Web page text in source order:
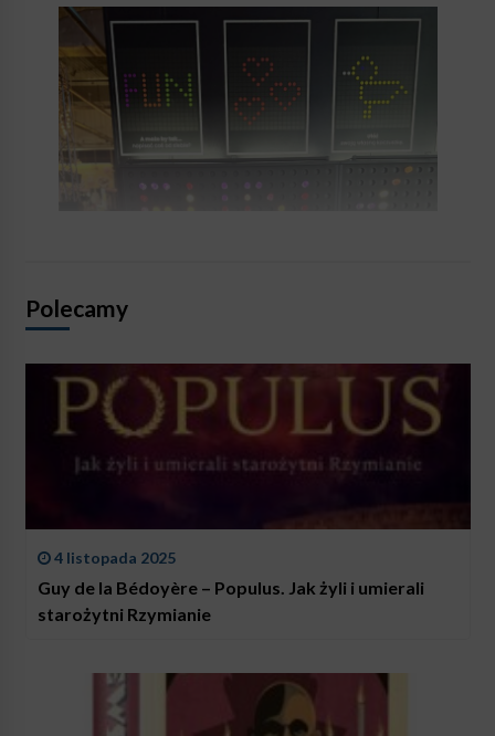
Polecamy
4 listopada 2025
Guy de la Bédoyère – Populus. Jak żyli i umierali
starożytni Rzymianie